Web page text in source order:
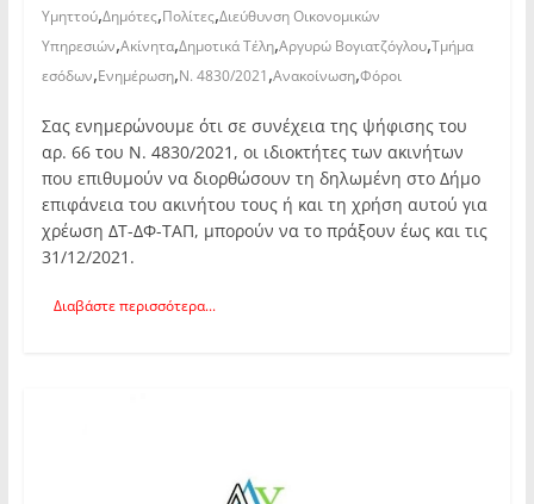
Υμηττού,Δημότες,Πολίτες,Διεύθυνση Οικονομικών
Υπηρεσιών,Ακίνητα,Δημοτικά Τέλη,Αργυρώ Βογιατζόγλου,Τμήμα
εσόδων,Ενημέρωση,Ν. 4830/2021,Ανακοίνωση,Φόροι
Σας ενημερώνουμε ότι σε συνέχεια της ψήφισης του
αρ. 66 του Ν. 4830/2021, οι ιδιοκτήτες των ακινήτων
που επιθυμούν να διορθώσουν τη δηλωμένη στο Δήμο
επιφάνεια του ακινήτου τους ή και τη χρήση αυτού για
χρέωση ΔΤ-ΔΦ-ΤΑΠ, μπορούν να το πράξουν έως και τις
31/12/2021.
Διαβάστε περισσότερα...